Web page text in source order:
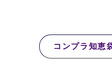
コンプラ知恵